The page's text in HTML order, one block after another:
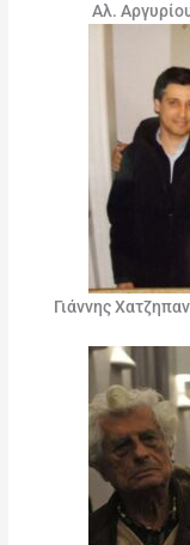
Αλ.
Γιάννης